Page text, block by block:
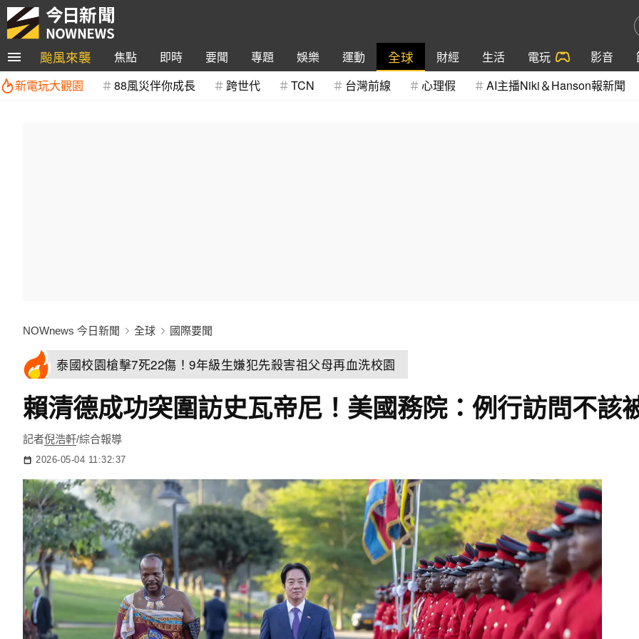
颱風來襲 焦點 即時 要聞 專題 娛樂 運動 全球 財經 生活 電玩 影音
新電玩大觀園
88風災伴你成長 跨世代 TCN 台灣前線 心理假 AI主播Niki＆Hanson報新聞
NOWnews 今日新聞 全球 國際要聞
泰國校園槍擊7死22傷！9年級生嫌犯先殺害祖父母再血洗校園
賴清德成功突圍訪史瓦帝尼！美國務院：例行訪問不該
記者倪浩軒/綜合報導
2026-05-04 11:32:37